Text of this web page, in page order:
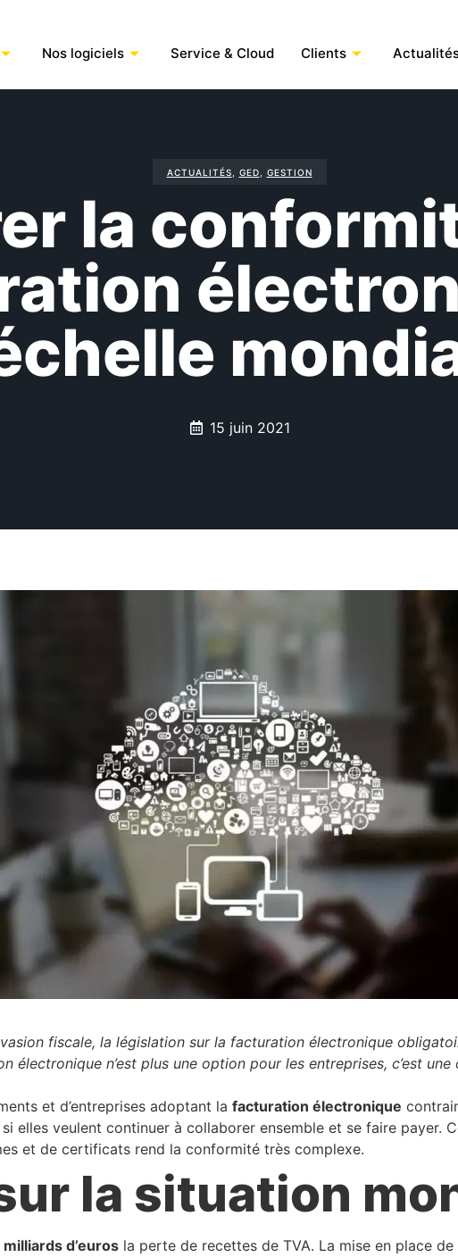
Nos logiciels Service & Cloud Clients
ACTUALITÉS GED GESTION
la
15 juin 2021
fiscale, la législation sur la facturation électronique
électronique n’est plus une option pour les entreprises, c’est une
et d’entreprises adoptant la facturation électronique
elles veulent continuer à collaborer ensemble et se faire payer.
et de certificats rend la conformité très complexe.
la situation
milliards d’euros la perte de recettes de TVA. La mise en place